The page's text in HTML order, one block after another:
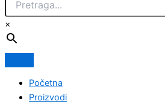
×
Početna
Proizvodi